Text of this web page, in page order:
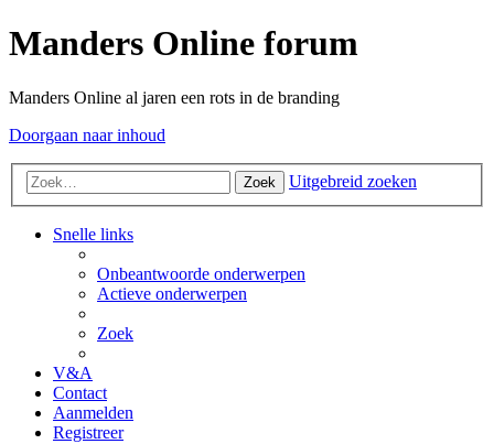
Manders Online forum
Manders Online al jaren een rots in de branding
Doorgaan naar inhoud
Zoek Uitgebreid zoeken
Snelle links
Onbeantwoorde onderwerpen
Actieve onderwerpen
Zoek
V&A
Contact
Aanmelden
Registreer